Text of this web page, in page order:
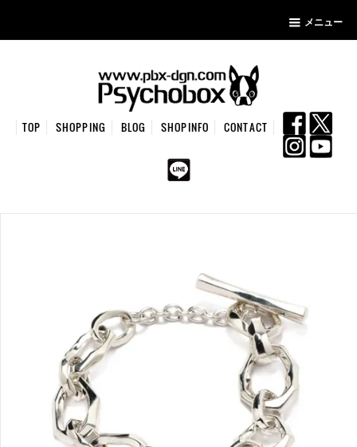
メニュー
TOP SHOPPING BLOG SHOPINFO CONTACT